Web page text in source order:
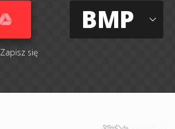
Zapisz się
BMP